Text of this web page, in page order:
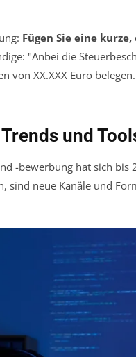
Fügen Sie eine
"Anbei die
von XX.XXX Euro
und
-bewerbung hat sich
sind neue Kanäle und